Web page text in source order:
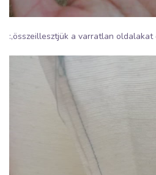
:,összeillesztjük a varratlan oldalakat